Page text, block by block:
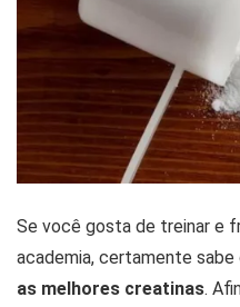
Se você gosta de treinar e
academia, certamente sabe
as melhores creatinas.